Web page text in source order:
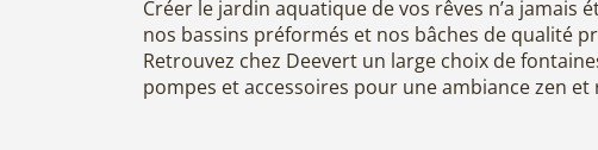
Créer le jardin aquatique de vos rêves n’a jamais
nos bassins préformés et nos bâches de qualité
Retrouvez chez Deevert un large choix de
pompes et accessoires pour une ambiance zen et